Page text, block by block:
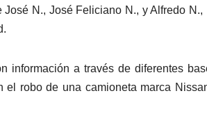
N., José Feliciano N., y Alfredo N.,
información a través de diferentes
robo de una camioneta marca